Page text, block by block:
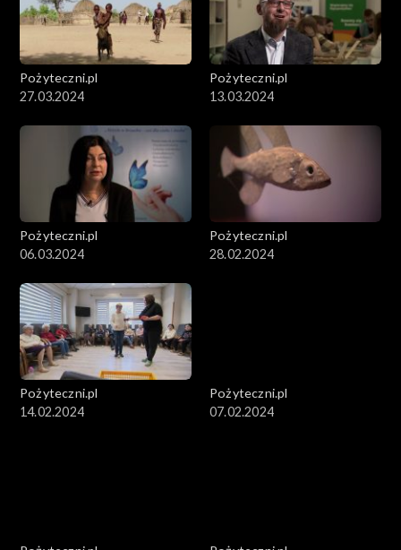
Pożyteczni.pl
27.03.2024
Pożyteczni.pl
13.03.2024
Pożyteczni.pl
06.03.2024
Pożyteczni.pl
28.02.2024
Pożyteczni.pl
14.02.2024
Pożyteczni.pl
07.02.2024